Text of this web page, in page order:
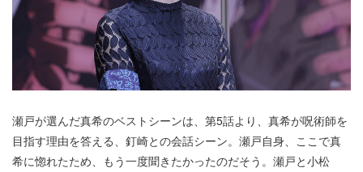
瀬戸が選んだ真希のベストシーンは、第5話より、真希が呪術師を
目指す理由を答える、釘崎との会話シーン。瀬戸自身、ここで真
希に惚れたため、もう一度聞きたかったのだそう。瀬戸と小松